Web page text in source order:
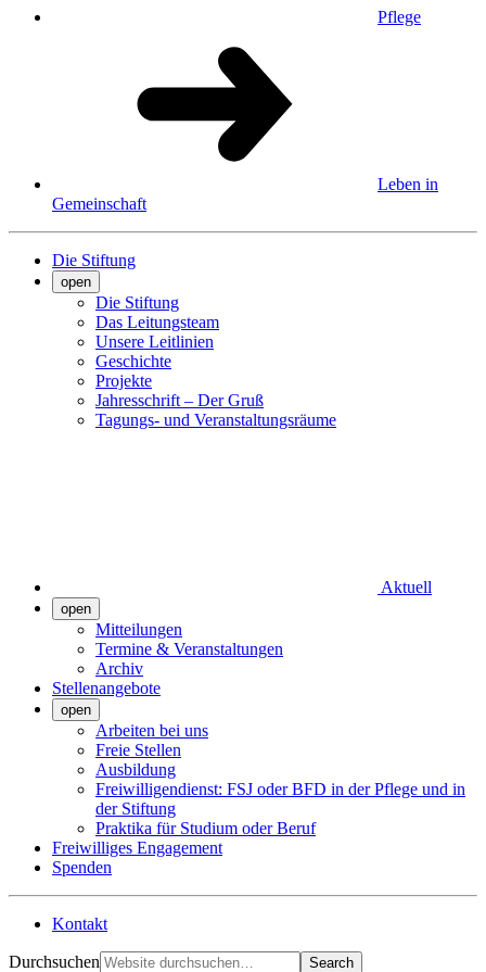
Pflege
Leben in
Gemeinschaft
Die Stiftung
open
Die Stiftung
Das Leitungsteam
Unsere Leitlinien
Geschichte
Projekte
Jahresschrift – Der Gruß
Tagungs- und Veranstaltungsräume
Aktuell
open
Mitteilungen
Termine & Veranstaltungen
Archiv
Stellenangebote
open
Arbeiten bei uns
Freie Stellen
Ausbildung
Freiwilligendienst: FSJ oder BFD in der Pflege und in
der Stiftung
Praktika für Studium oder Beruf
Freiwilliges Engagement
Spenden
Kontakt
Durchsuchen Search